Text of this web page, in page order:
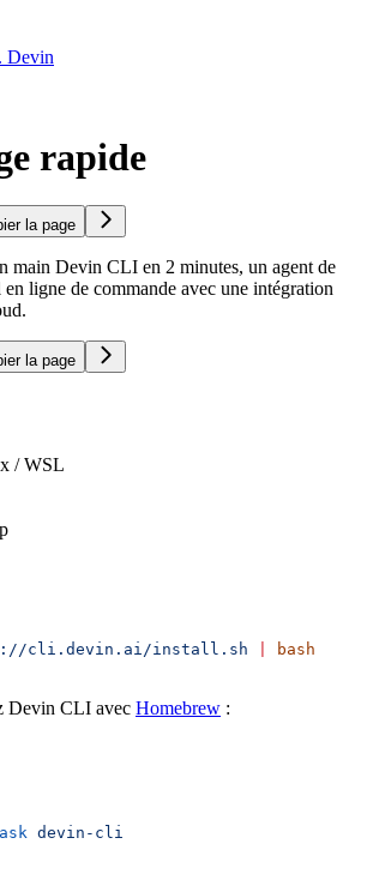
Devin
rapide
la page
main Devin CLI en 2 minutes, un agent de
ligne de commande avec une intégration
la page
/ WSL
cli.devin.ai/install.sh bash
Devin CLI avec Homebrew :
devin-cli